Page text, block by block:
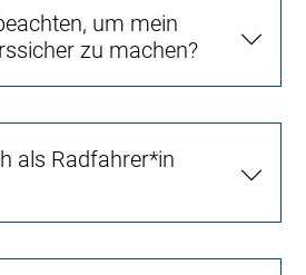
um mein
zu machen?
als Radfahrer*in